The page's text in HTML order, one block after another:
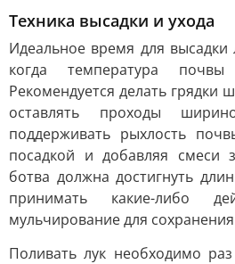
Техника высадки и ухода
Идеальное время для
когда температура
Рекомендуется делать грядки
оставлять проходы
поддерживать рыхлость
посадкой и добавляя смеси
ботва должна достигнуть
принимать какие-либо
мульчирование для сохранения
Поливать лук необходимо